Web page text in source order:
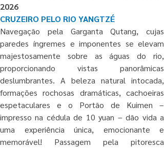
2026
CRUZEIRO PELO RIO YANGTZÉ
Navegação pela Garganta Qutang, cujas
paredes íngremes e imponentes se elevam
majestosamente sobre as águas do rio,
proporcionando vistas panorâmicas
deslumbrantes. A beleza natural intocada,
formações rochosas dramáticas, cachoeiras
espetaculares e o Portão de Kuimen –
impresso na cédula de 10 yuan – dão vida a
uma experiência única, emocionante e
memorável! Passagem pela pitoresca